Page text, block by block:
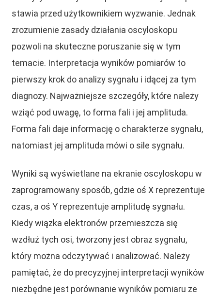
stawia przed użytkownikiem wyzwanie. Jednak
zrozumienie zasady działania oscyloskopu
pozwoli na skuteczne poruszanie się w tym
temacie. Interpretacja wyników pomiarów to
pierwszy krok do analizy sygnału i idącej za tym
diagnozy. Najważniejsze szczegóły, które należy
wziąć pod uwagę, to forma fali i jej amplituda.
Forma fali daje informację o charakterze sygnału,
natomiast jej amplituda mówi o sile sygnału.
Wyniki są wyświetlane na ekranie oscyloskopu w
zaprogramowany sposób, gdzie oś X reprezentuje
czas, a oś Y reprezentuje amplitudę sygnału.
Kiedy wiązka elektronów przemieszcza się
wzdłuż tych osi, tworzony jest obraz sygnału,
który można odczytywać i analizować. Należy
pamiętać, że do precyzyjnej interpretacji wyników
niezbędne jest porównanie wyników pomiaru ze